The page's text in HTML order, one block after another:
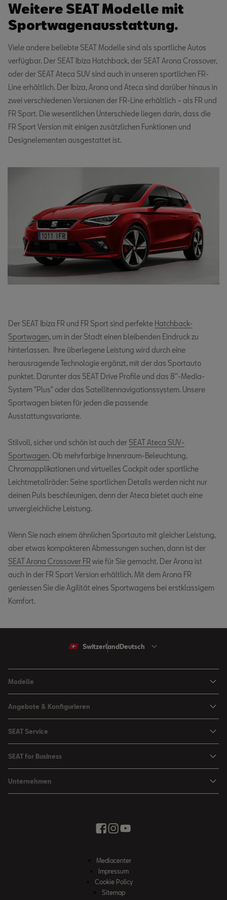
Weitere SEAT Modelle mit
Sportwagenausstattung.
Viele andere beliebte SEAT Modelle sind als sportliche Autos
verfügbar. Der SEAT Ibiza Hatchback, der SEAT Arona Crossover,
oder der SEAT Ateca SUV sind auch in unseren sportlichen FR-
Line erhältlich. Der Ibiza, Arona und Ateca sind darüber hinaus in
zwei verschiedenen Versionen der FR-Line erhältlich – als FR und
FR Sport. Die wesentlichen Unterschiede liegen darin, dass die
FR Sport Version mit einigen zusätzlichen Funktionen und
Designelementen ausgestattet ist.
Der SEAT Ibiza FR und FR Sport sind perfekte Hatchback-
Sportwagen, um in der Stadt einen bleibenden Eindruck zu
hinterlassen. Ihre überlegene Leistung wird durch eine
herausragende Technologie ergänzt, mit der das Sportauto
punktet. Darunter das SEAT Drive Profile und das 8''-Media-
System "Plus" oder das Satellitennavigationssystem. Unsere
Sportwagen bieten für jeden die passende
Ausstattungsvariante.
Stilvoll, sicher und schön ist auch der SEAT Ateca SUV-
Sportwagen. Ob mehrfarbige Innenraum-Beleuchtung,
Chromapplikationen und virtuelles Cockpit oder sportliche
Leichtmetallräder: Seine sportlichen Details werden nicht nur
deinen Puls beschleunigen, denn der Ateca bietet auch eine
unvergleichliche Leistung.
Wenn Sie nach einem ähnlichen Sportauto mit gleicher Leistung,
aber etwas kompakteren Abmessungen suchen, dann ist der
SEAT Arona Crossover FR wie für Sie gemacht. Der Arona ist
auch in der FR Sport Version erhältlich. Mit dem Arona FR
geniessen Sie die Agilität eines Sportwagens bei erstklassigem
Komfort.
Switzerland Deutsch
Modelle
Ibiza
Leon Sportstourer
Leon
Ateca
Angebote & Konfigurieren
Angebote
Kataloge und Preislisten
SEAT Occasionen
Zubehör Shop
SEAT Service
SEAT Service
Zubehör & Accessoires
SEAT for Business
Angebote
Unternehmen
Mediacenter
Impressum
Cookie Policy
Sitemap